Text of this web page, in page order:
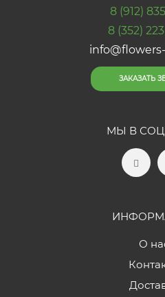
8 (912)
8 (352)
ЗАКАЗАТЬ
МЫ В
О